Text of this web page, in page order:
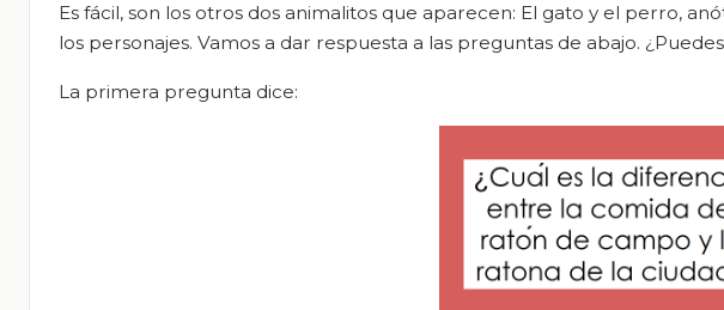
Es fácil, son los otros dos animalitos que aparecen: El gato y el perro,
los personajes. Vamos a dar respuesta a las preguntas de abajo.
La primera pregunta dice: